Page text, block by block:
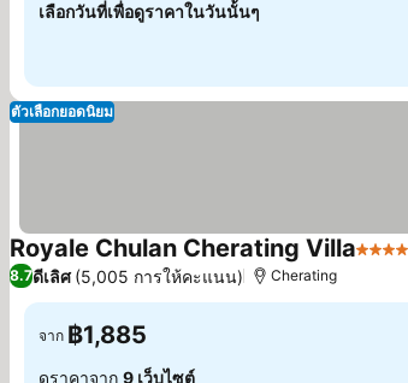
เลือกวันที่เพื่อดูราคาในวันนั้นๆ
ตัวเลือกยอดนิยม
Royale Chulan Cherating Villa5 ดาว
8.7ดีเลิศ (5,005 การให้คะแนน) Cherating
จาก ฿1,885
ดูราคาจาก 9 เว็บไซต์